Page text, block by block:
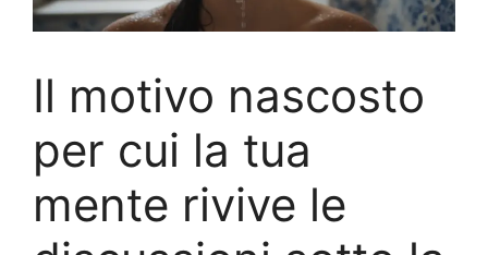
Il motivo nascosto
per cui la tua
mente rivive le